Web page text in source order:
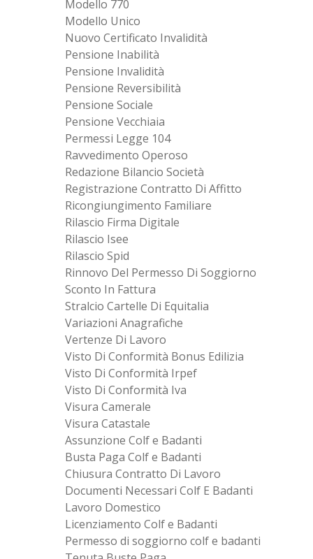
Modello 770
Modello Unico
Nuovo Certificato Invalidità
Pensione Inabilità
Pensione Invalidità
Pensione Reversibilità
Pensione Sociale
Pensione Vecchiaia
Permessi Legge 104
Ravvedimento Operoso
Redazione Bilancio Società
Registrazione Contratto Di Affitto
Ricongiungimento Familiare
Rilascio Firma Digitale
Rilascio Isee
Rilascio Spid
Rinnovo Del Permesso Di Soggiorno
Sconto In Fattura
Stralcio Cartelle Di Equitalia
Variazioni Anagrafiche
Vertenze Di Lavoro
Visto Di Conformità Bonus Edilizia
Visto Di Conformità Irpef
Visto Di Conformità Iva
Visura Camerale
Visura Catastale
Assunzione Colf e Badanti
Busta Paga Colf e Badanti
Chiusura Contratto Di Lavoro
Documenti Necessari Colf E Badanti
Lavoro Domestico
Licenziamento Colf e Badanti
Permesso di soggiorno colf e badanti